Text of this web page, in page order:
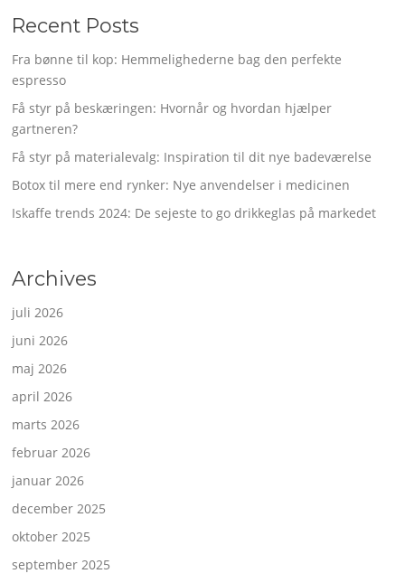
Recent Posts
Fra bønne til kop: Hemmelighederne bag den perfekte
espresso
Få styr på beskæringen: Hvornår og hvordan hjælper
gartneren?
Få styr på materialevalg: Inspiration til dit nye badeværelse
Botox til mere end rynker: Nye anvendelser i medicinen
Iskaffe trends 2024: De sejeste to go drikkeglas på markedet
Archives
juli 2026
juni 2026
maj 2026
april 2026
marts 2026
februar 2026
januar 2026
december 2025
oktober 2025
september 2025